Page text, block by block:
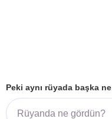
Peki aynı rüyada başka ne